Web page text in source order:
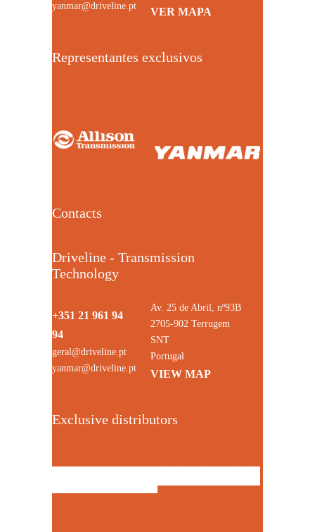
yanmar@driveline.pt
VER MAPA
Representantes exclusivos
Contacts
Driveline - Transmission
Technology
+351 21 961 94
94
geral@driveline.pt
yanmar@driveline.pt
Av. 25 de Abril, nº93B
2705-902 Terrugem
SNT
Portugal
VIEW MAP
Exclusive distributors